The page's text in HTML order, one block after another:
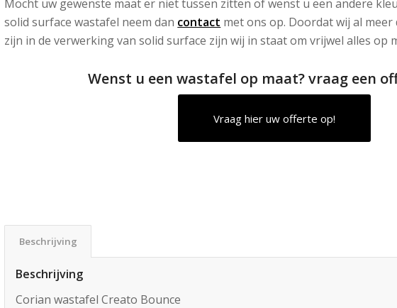
Mocht uw gewenste maat er niet tussen zitten of wenst u een andere
solid surface wastafel neem dan contact met ons op. Doordat wij al
zijn in de verwerking van solid surface zijn wij in staat om vrijwel alles op
Wenst u een wastafel op maat? vraag een
Vraag hier uw offerte op!
Beschrijving
Beschrijving
Corian wastafel Creato Bounce